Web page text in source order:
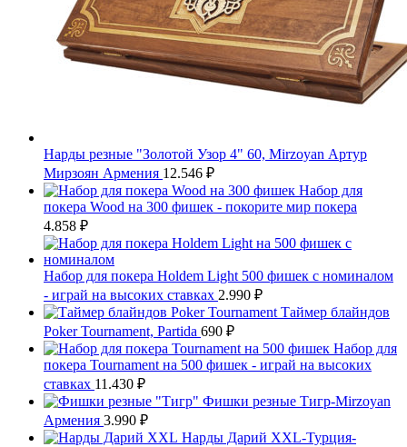
Нарды резные "Золотой Узор 4" 60, Mirzoyan Артур
Мирзоян Армения 12.546 ₽
Набор для
покера Wood на 300 фишек - покорите мир покера
4.858 ₽
Набор для покера Holdem Light 500 фишек с номиналом
- играй на высоких ставках 2.990 ₽
Таймер блайндов
Poker Tournament, Partida 690 ₽
Набор для
покера Tournament на 500 фишек - играй на высоких
ставках 11.430 ₽
Фишки резные Тигр-Mirzoyan
Армения 3.990 ₽
Нарды Дарий XXL-Турция-